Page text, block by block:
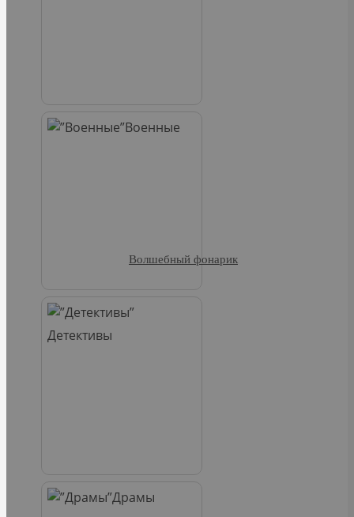
Военные
Детективы
Драмы
Волшебный фонарик